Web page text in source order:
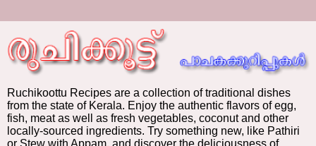
Ruchikoottu Recipes are a collection of traditional dishes
from the state of Kerala. Enjoy the authentic flavors of egg,
fish, meat as well as fresh vegetables, coconut and other
locally-sourced ingredients. Try something new, like Pathiri
or Stew with Appam, and discover the deliciousness of